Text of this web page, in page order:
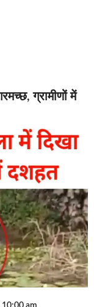
ग्रामीणों में